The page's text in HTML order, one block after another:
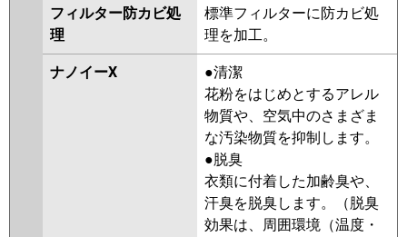
フィルター防カビ処
理
標準フィルターに防カビ処
理を加工。
ナノイーX
●清潔
花粉をはじめとするアレル
物質や、空気中のさまざま
な汚染物質を抑制します。
●脱臭
衣類に付着した加齢臭や、
汗臭を脱臭します。（脱臭
効果は、周囲環境（温度・